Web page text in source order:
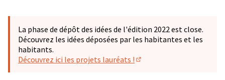
La phase de dépôt des idées de l'édition 2022 est close.
Découvrez les idées déposées par les habitantes et les
habitants.
Découvrez ici les projets lauréats !